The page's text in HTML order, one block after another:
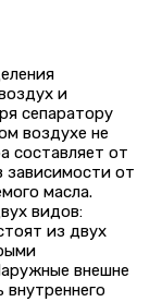
и
сепаратору
воздухе не
составляет от
зависимости от
масла.
видов:
из двух
внешне